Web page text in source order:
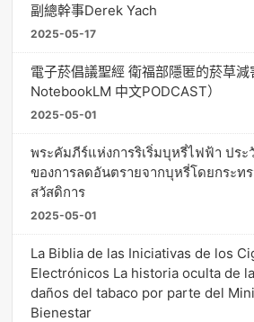
副總幹事Derek Yach
2025-05-17
電子菸倡議聖經 衛福部隱匿的菸草
NotebookLM 中文PODCAST）
2025-05-01
พระคัมภีร์แห่งการริเริ่มบุหรี่ไฟฟ้า ปร
ของการลดอันตรายจากบุหรี่โดยกระท
สวัสดิการ
2025-05-01
La Biblia de las Iniciativas de los
Electrónicos La historia oculta de
daños del tabaco por parte del
Bienestar